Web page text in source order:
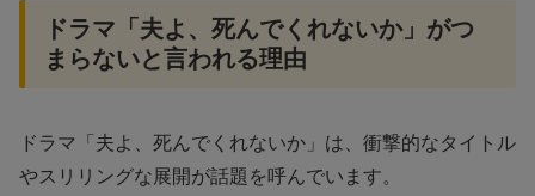
ドラマ「夫よ、死んでくれないか」がつ
まらないと言われる理由
ドラマ「夫よ、死んでくれないか」は、衝撃的なタイトル
やスリリングな展開が話題を呼んでいます。